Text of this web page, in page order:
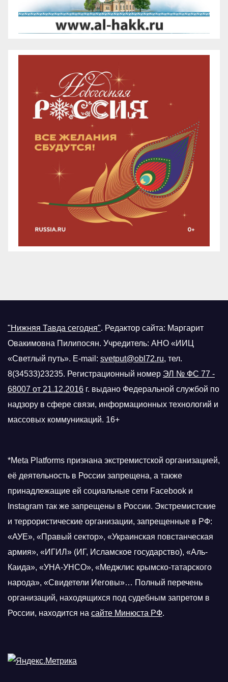
"Нижняя Тавда сегодня". Редактор сайта: Маргарит
Овакимовна Пилипосян. Учредитель: АНО «ИИЦ
«Светлый путь». E-mail: svetput@obl72.ru, тел.
8(34533)23235. Регистрационный номер ЭЛ № ФС 77 -
68007 от 21.12.2016 г. выдано Федеральной службой по
надзору в сфере связи, информационных технологий и
массовых коммуникаций. 16+
*Meta Platforms признана экстремистской организацией,
её деятельность в России запрещена, а также
принадлежащие ей социальные сети Facebook и
Instagram так же запрещены в России. Экстремистские
и террористические организации, запрещенные в РФ:
«АУЕ», «Правый сектор», «Украинская повстанческая
армия», «ИГИЛ» (ИГ, Исламское государство), «Аль-
Каида», «УНА-УНСО», «Меджлис крымско-татарского
народа», «Свидетели Иеговы»… Полный перечень
организаций, находящихся под судебным запретом в
России, находится на сайте Минюста РФ.